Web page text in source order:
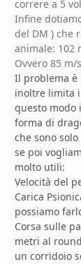
correre a 5
Infine
del DM ) che
animale: 102
Ovvero 85 m/
Il problema è
inoltre limita
questo modo
forma di
che sono
se poi
molto utili:
Velocità del
Carica
possiamo
Corsa sulle
metri al
un corridoio